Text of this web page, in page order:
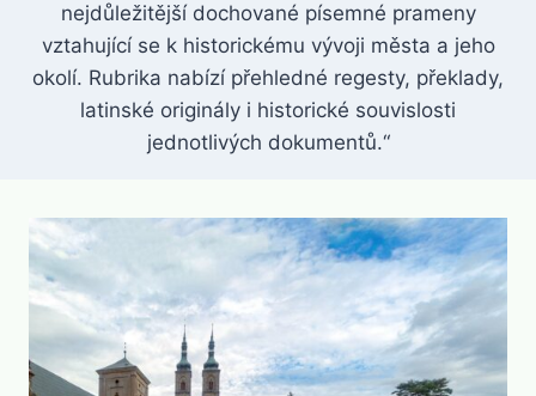
nejdůležitější dochované písemné prameny
vztahující se k historickému vývoji města a jeho
okolí. Rubrika nabízí přehledné regesty, překlady,
latinské originály i historické souvislosti
jednotlivých dokumentů.“